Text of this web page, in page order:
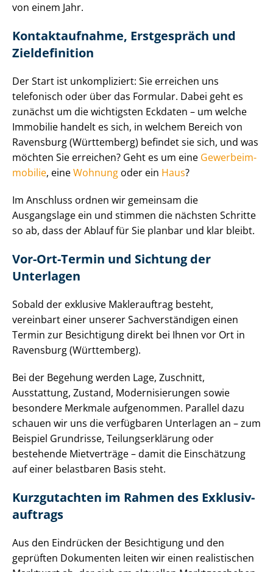
von einem Jahr.
Kontaktaufnahme, Erstgespräch und
Zieldefinition
Der Start ist unkompliziert: Sie erreichen uns
telefonisch oder über das Formular. Dabei geht es
zunächst um die wichtigsten Eckdaten – um welche
Immobilie handelt es sich, in welchem Bereich von
Ravensburg (Württemberg) befindet sie sich, und was
möchten Sie erreichen? Geht es um eine Ge­wer­be­im­
mo­bi­lie, eineWohnung oder ein Haus?
Im Anschluss ordnen wir gemeinsam die
Ausgangslage ein und stimmen die nächsten Schritte
so ab, dass der Ablauf für Sie planbar und klar bleibt.
Vor-Ort-Termin und Sichtung der
Unterlagen
Sobald der exklusive Maklerauftrag besteht,
vereinbart einer unserer Sach­ver­stän­di­gen einen
Termin zur Besichtigung direkt bei Ihnen vor Ort in
Ravensburg (Württemberg).
Bei der Begehung werden Lage, Zuschnitt,
Ausstattung, Zustand, Mo­der­ni­sie­run­gen sowie
besondere Merkmale aufgenommen. Parallel dazu
schauen wir uns die verfügbaren Unterlagen an – zum
Beispiel Grundrisse, Tei­lungs­er­klä­rung oder
bestehende Mietverträge – damit die Einschätzung
auf einer belastbaren Basis steht.
Kurzgutachten im Rahmen des Ex­klu­siv­
auf­trags
Aus den Eindrücken der Besichtigung und den
geprüften Dokumenten leiten wir einen realistischen